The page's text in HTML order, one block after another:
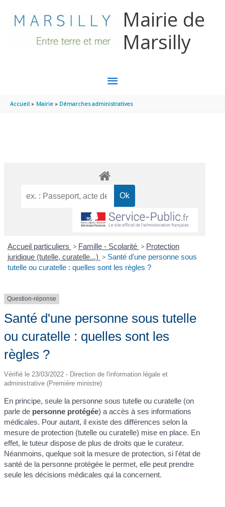
Mairie de
Marsilly
MENU
PRINCIPAL
Accueil Mairie Démarches administratives
Accueil particuliers > Famille - Scolarité > Protection
juridique (tutelle, curatelle...) > Santé d'une personne sous
tutelle ou curatelle : quelles sont les règles ?
Question-réponse
Santé d'une personne sous tutelle
ou curatelle : quelles sont les
règles ?
Vérifié le 23/03/2022 - Direction de l'information légale et
administrative (Première ministre)
En principe, seule la personne sous tutelle ou curatelle (on
parle de personne protégée) a accès à ses informations
médicales. Pour autant, il existe des différences selon la
mesure de protection (tutelle ou curatelle) mise en place. En
effet, le tuteur dispose de plus de droits que le curateur.
Néanmoins, quelque soit la mesure de protection, si l'état de
santé de la personne protégée le permet, elle peut prendre
seule les décisions médicales qui la concernent.